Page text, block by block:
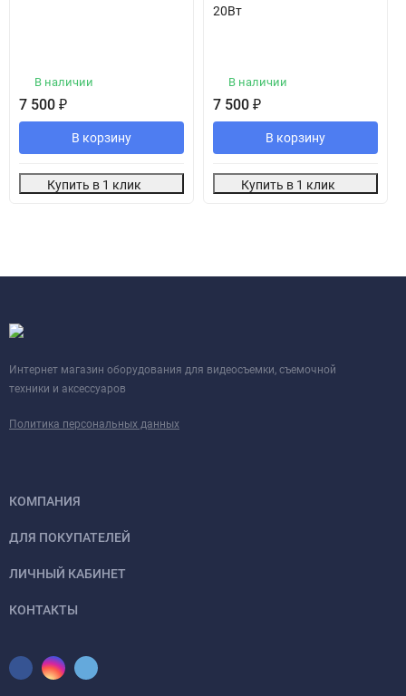
В наличии
7 500 ₽
В корзину
Купить в 1 клик
20Вт
В наличии
7 500 ₽
В корзину
Купить в 1 клик
Интернет магазин оборудования для видеосъемки, съемочной
техники и аксессуаров
Политика персональных данных
КОМПАНИЯ
ДЛЯ ПОКУПАТЕЛЕЙ
ЛИЧНЫЙ КАБИНЕТ
КОНТАКТЫ